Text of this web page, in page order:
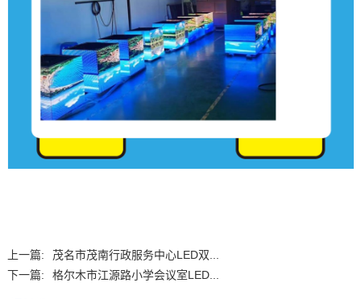
上一篇:
茂名市茂南行政服务中心LED双...
下一篇:
格尔木市江源路小学会议室LED...